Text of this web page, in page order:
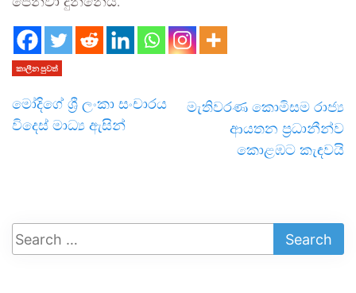
කාලීන පුවත්
මෝදිගේ ශ්‍රී ලංකා සංචාරය
විදෙස් මාධ්‍ය ඇසින්
මැතිවරණ කොමිසම රාජ්‍ය
ආයතන ප්‍රධානීන්ව
කොළඹට කැඳවයි